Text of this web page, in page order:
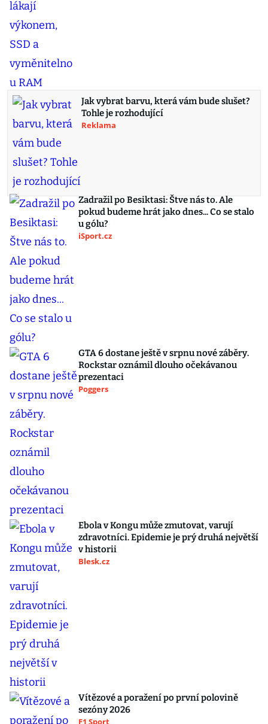
Jak vybrat barvu, která vám bude slušet?
Tohle je rozhodující
Reklama
Zadražil po Besiktasi: Štve nás to. Ale
pokud budeme hrát jako dnes... Co se stalo
u gólu?
iSport.cz
GTA 6 dostane ještě v srpnu nové záběry.
Rockstar oznámil dlouho očekávanou
prezentaci
Poggers
Ebola v Kongu může zmutovat, varují
zdravotníci. Epidemie je prý druhá největší
v historii
Blesk.cz
Vítězové a poražení po první polovině
sezóny 2026
F1 Sport